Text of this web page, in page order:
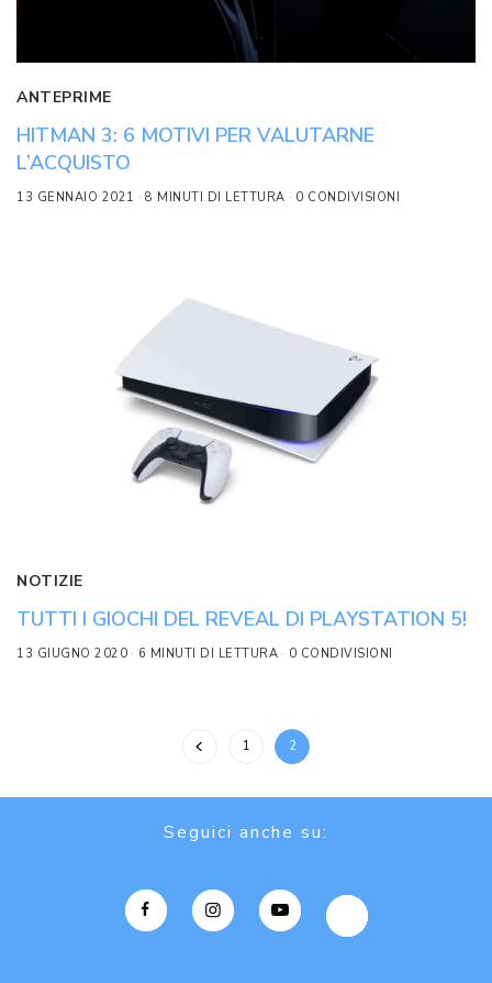
ANTEPRIME
HITMAN 3: 6 MOTIVI PER VALUTARNE
L’ACQUISTO
13 GENNAIO 2021 8 MINUTI DI LETTURA 0 CONDIVISIONI
NOTIZIE
TUTTI I GIOCHI DEL REVEAL DI PLAYSTATION 5!
13 GIUGNO 2020 6 MINUTI DI LETTURA 0 CONDIVISIONI
1 2
Seguici anche su: